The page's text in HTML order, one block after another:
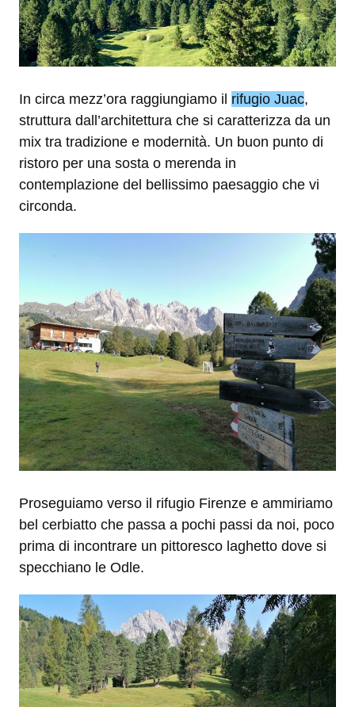
In circa mezz’ora raggiungiamo il rifugio Juac,
struttura dall’architettura che si caratterizza da un
mix tra tradizione e modernità. Un buon punto di
ristoro per una sosta o merenda in
contemplazione del bellissimo paesaggio che vi
circonda.
Proseguiamo verso il rifugio Firenze e ammiriamo
bel cerbiatto che passa a pochi passi da noi, poco
prima di incontrare un pittoresco laghetto dove si
specchiano le Odle.